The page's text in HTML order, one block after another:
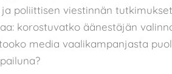
poliittisen viestinnän
korostuvatko äänestäjän
media vaalikampanjasta